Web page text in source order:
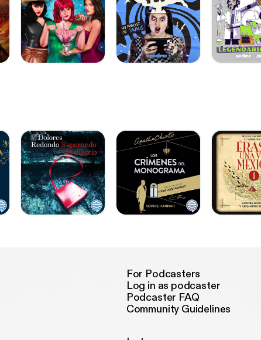
For Podcasters
Log in as podcaster
Podcaster FAQ
Community Guidelines